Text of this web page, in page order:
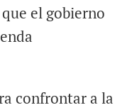
el gobierno
confrontar a la